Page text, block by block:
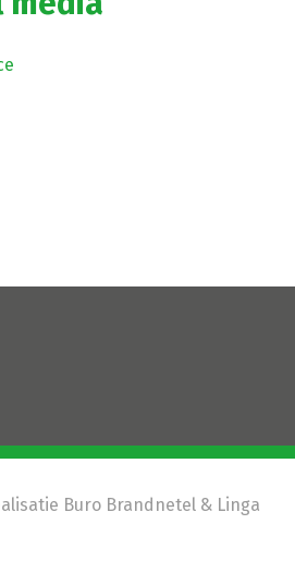
Buro Brandnetel & Linga